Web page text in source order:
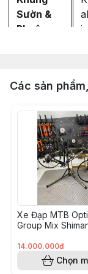
Sườn &
Phuộc
Hệ
Thống
Truyền
Động
Các sản
Xe Đạp MTB
Group Mix
14.000.000đ
Chọn